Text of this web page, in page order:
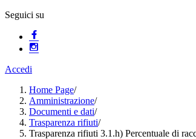
Seguici su
Accedi
Home Page/
Amministrazione/
Documenti e dati/
Trasparenza rifiuti/
Trasparenza rifiuti 3.1.h) Percentuale di